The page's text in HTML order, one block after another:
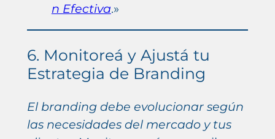
n Efectiva.»
6. Monitoreá y Ajustá tu
Estrategia de Branding
El branding debe evolucionar según
las necesidades del mercado y tus